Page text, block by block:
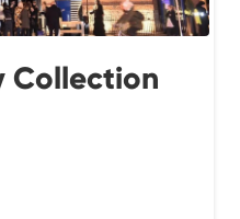
Collection